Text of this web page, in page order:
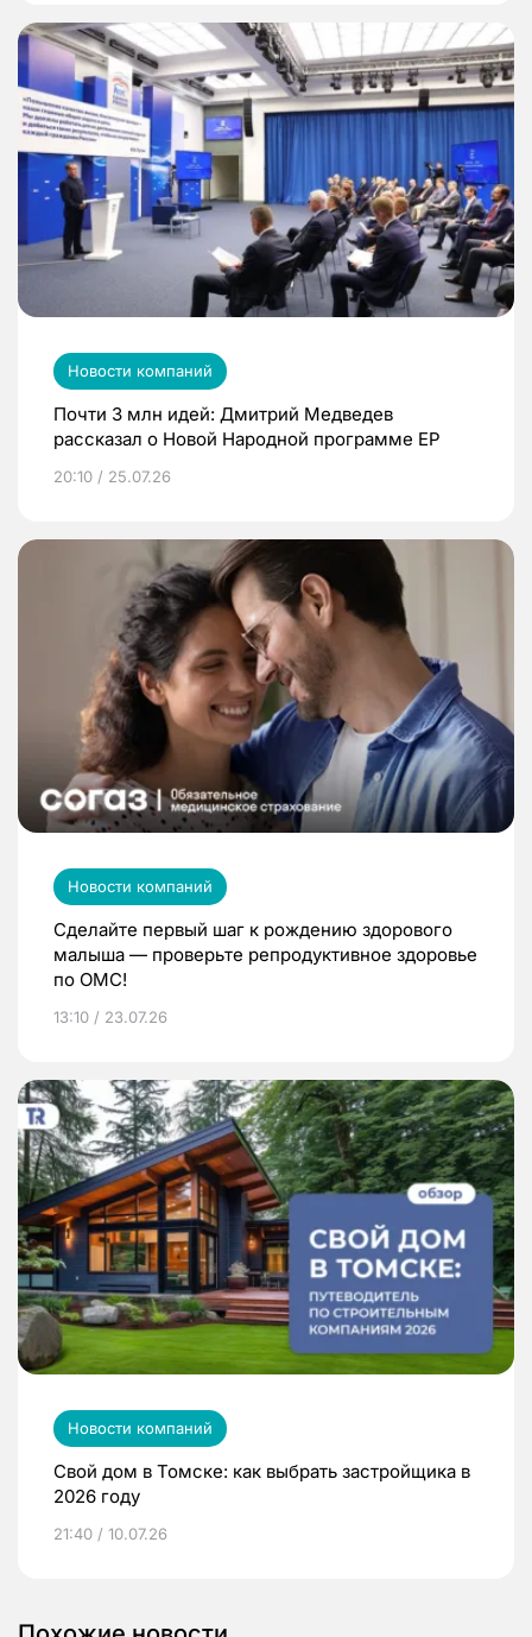
Новости компаний
Почти 3 млн идей: Дмитрий Медведев
рассказал о Новой Народной программе ЕР
20:10 / 25.07.26
Новости компаний
Сделайте первый шаг к рождению здорового
малыша — проверьте репродуктивное здоровье
по ОМС!
13:10 / 23.07.26
Новости компаний
Свой дом в Томске: как выбрать застройщика в
2026 году
21:40 / 10.07.26